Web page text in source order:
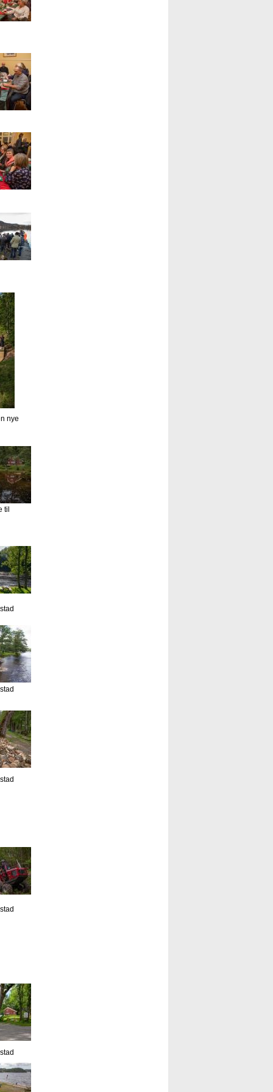
nye
til